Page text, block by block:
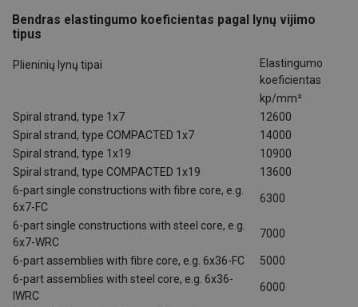
Bendras elastingumo koeficientas pagal lynų vijimo
tipus
Plieninių lynų tipai
Elastingumo
koeficientas
kp/mm²
Spiral strand, type 1x7
12600
Spiral strand, type COMPACTED 1x7
14000
Spiral strand, type 1x19
10900
Spiral strand, type COMPACTED 1x19
13600
6-part single constructions with fibre core, e.g.
6x7-FC
6300
6-part single constructions with steel core, e.g.
6x7-WRC
7000
6-part assemblies with fibre core, e.g. 6x36-FC
5000
6-part assemblies with steel core, e.g. 6x36-
IWRC
6000